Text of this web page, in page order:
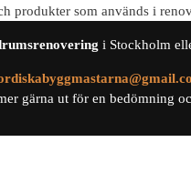
produkter som används i
i Stockholm
gärna ut för en bedömning